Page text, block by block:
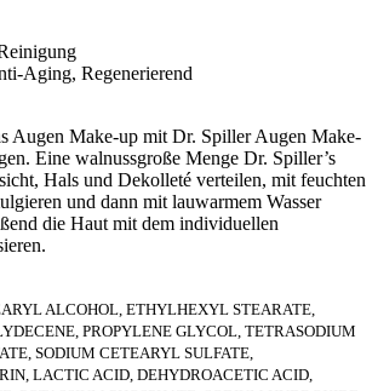
Aging, Regenerierend
Augen Make-up mit Dr. Spiller Augen Make-
Eine walnussgroße Menge Dr. Spiller’s
Hals und Dekolleté verteilen, mit feuchten
und dann mit lauwarmem Wasser
die Haut mit dem individuellen
ALCOHOL, ETHYLHEXYL STEARATE,
PROPYLENE GLYCOL, TETRASODIUM
SODIUM CETEARYL SULFATE,
LACTIC ACID, DEHYDROACETIC ACID,